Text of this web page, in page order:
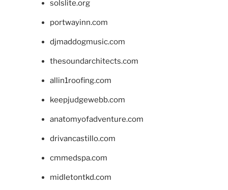
solslite.org
portwayinn.com
djmaddogmusic.com
thesoundarchitects.com
allin1roofing.com
keepjudgewebb.com
anatomyofadventure.com
drivancastillo.com
cmmedspa.com
midletontkd.com